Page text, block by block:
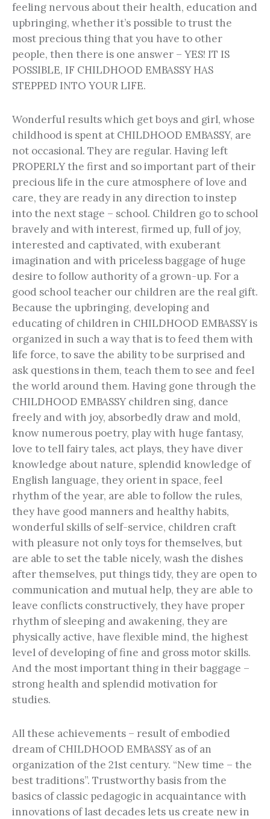
feeling nervous about their health, education and
upbringing, whether it’s possible to trust the
most precious thing that you have to other
people, then there is one answer – YES! IT IS
POSSIBLE, IF CHILDHOOD EMBASSY HAS
STEPPED INTO YOUR LIFE.
Wonderful results which get boys and girl, whose
childhood is spent at CHILDHOOD EMBASSY, are
not occasional. They are regular. Having left
PROPERLY the first and so important part of their
precious life in the cure atmosphere of love and
care, they are ready in any direction to instep
into the next stage – school. Children go to school
bravely and with interest, firmed up, full of joy,
interested and captivated, with exuberant
imagination and with priceless baggage of huge
desire to follow authority of a grown-up. For a
good school teacher our children are the real gift.
Because the upbringing, developing and
educating of children in CHILDHOOD EMBASSY is
organized in such a way that is to feed them with
life force, to save the ability to be surprised and
ask questions in them, teach them to see and feel
the world around them. Having gone through the
CHILDHOOD EMBASSY children sing, dance
freely and with joy, absorbedly draw and mold,
know numerous poetry, play with huge fantasy,
love to tell fairy tales, act plays, they have diver
knowledge about nature, splendid knowledge of
English language, they orient in space, feel
rhythm of the year, are able to follow the rules,
they have good manners and healthy habits,
wonderful skills of self-service, children craft
with pleasure not only toys for themselves, but
are able to set the table nicely, wash the dishes
after themselves, put things tidy, they are open to
communication and mutual help, they are able to
leave conflicts constructively, they have proper
rhythm of sleeping and awakening, they are
physically active, have flexible mind, the highest
level of developing of fine and gross motor skills.
And the most important thing in their baggage –
strong health and splendid motivation for
studies.
All these achievements – result of embodied
dream of CHILDHOOD EMBASSY as of an
organization of the 21st century. “New time – the
best traditions”. Trustworthy basis from the
basics of classic pedagogic in acquaintance with
innovations of last decades lets us create new in